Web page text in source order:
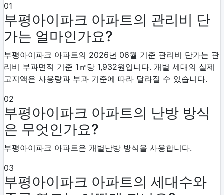
01
부평아이파크 아파트의 관리비 단
가는 얼마인가요?
부평아이파크 아파트의 2026년 06월 기준 관리비 단가는 관
리비 부과면적 기준 1㎡당 1,932원입니다. 개별 세대의 실제
고지액은 사용량과 부과 기준에 따라 달라질 수 있습니다.
02
부평아이파크 아파트의 난방 방식
은 무엇인가요?
부평아이파크 아파트은 개별난방 방식을 사용합니다.
03
부평아이파크 아파트의 세대수와